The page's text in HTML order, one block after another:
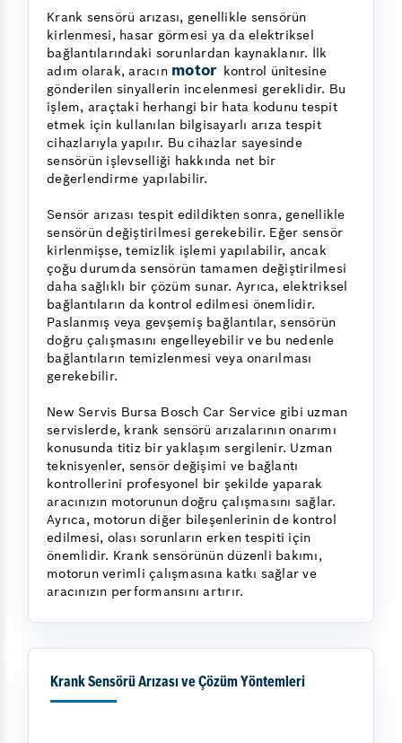
Krank sensörü arızası, genellikle sensörün
kirlenmesi, hasar görmesi ya da elektriksel
bağlantılarındaki sorunlardan kaynaklanır. İlk
adım olarak, aracın motor kontrol ünitesine
gönderilen sinyallerin incelenmesi gereklidir. Bu
işlem, araçtaki herhangi bir hata kodunu tespit
etmek için kullanılan bilgisayarlı arıza tespit
cihazlarıyla yapılır. Bu cihazlar sayesinde
sensörün işlevselliği hakkında net bir
değerlendirme yapılabilir.
Sensör arızası tespit edildikten sonra, genellikle
sensörün değiştirilmesi gerekebilir. Eğer sensör
kirlenmişse, temizlik işlemi yapılabilir, ancak
çoğu durumda sensörün tamamen değiştirilmesi
daha sağlıklı bir çözüm sunar. Ayrıca, elektriksel
bağlantıların da kontrol edilmesi önemlidir.
Paslanmış veya gevşemiş bağlantılar, sensörün
doğru çalışmasını engelleyebilir ve bu nedenle
bağlantıların temizlenmesi veya onarılması
gerekebilir.
New Servis Bursa Bosch Car Service gibi uzman
servislerde, krank sensörü arızalarının onarımı
konusunda titiz bir yaklaşım sergilenir. Uzman
teknisyenler, sensör değişimi ve bağlantı
kontrollerini profesyonel bir şekilde yaparak
aracınızın motorunun doğru çalışmasını sağlar.
Ayrıca, motorun diğer bileşenlerinin de kontrol
edilmesi, olası sorunların erken tespiti için
önemlidir. Krank sensörünün düzenli bakımı,
motorun verimli çalışmasına katkı sağlar ve
aracınızın performansını artırır.
Krank Sensörü Arızası ve Çözüm Yöntemleri